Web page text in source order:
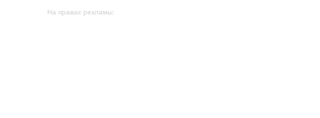
На правах рекламы: